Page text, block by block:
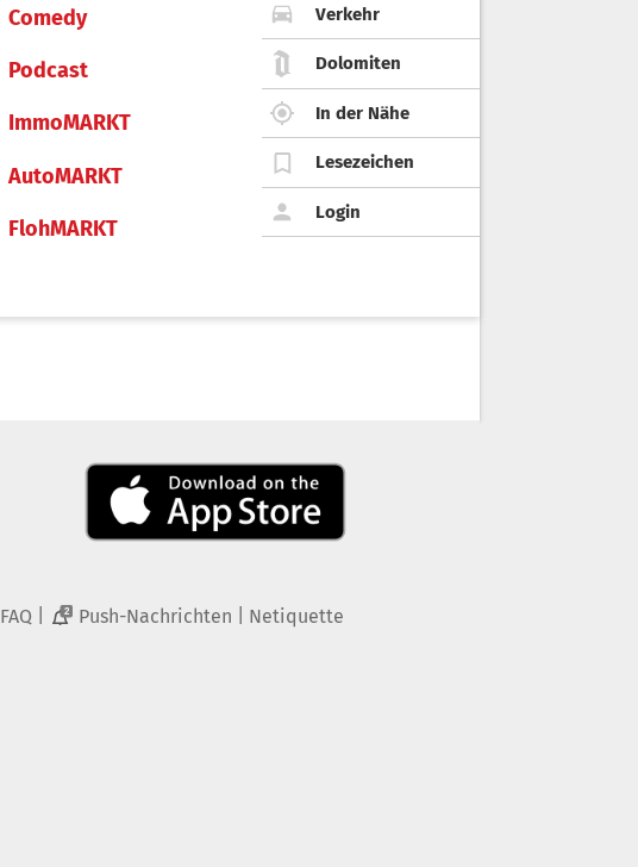
Comedy
Podcast
ImmoMARKT
AutoMARKT
FlohMARKT
Verkehr
Dolomiten
In der Nähe
Lesezeichen
Login
FAQ 2 Push-Nachrichten Netiquette